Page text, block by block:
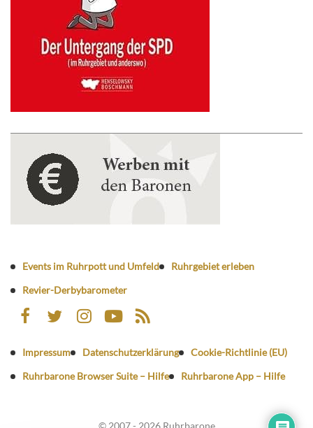
Events im Ruhrpott und Umfeld
Ruhrgebiet erleben
Revier-Derbybarometer
Impressum Datenschutzerklärung
Cookie-Richtlinie (EU)
Ruhrbarone Browser Suite – Hilfe
Ruhrbarone App – Hilfe